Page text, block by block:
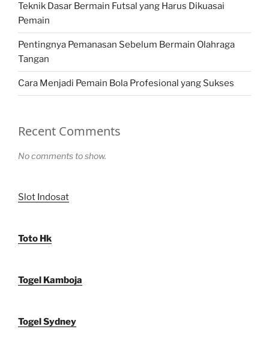
Teknik Dasar Bermain Futsal yang Harus Dikuasai
Pemain
Pentingnya Pemanasan Sebelum Bermain Olahraga
Tangan
Cara Menjadi Pemain Bola Profesional yang Sukses
Recent Comments
No comments to show.
Slot Indosat
Toto Hk
Togel Kamboja
Togel Sydney